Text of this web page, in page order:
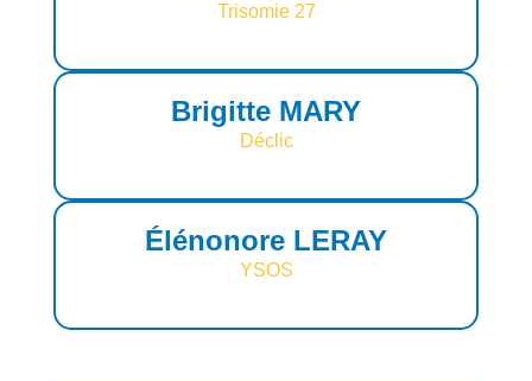
Trisomie 27
Brigitte MARY
Déclic
Élénonore LERAY
YSOS